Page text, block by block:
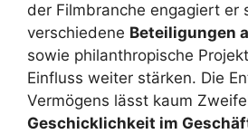
der Filmbranche engagiert er
verschiedene Beteiligungen
sowie philanthropische
Einfluss weiter stärken. Die
Vermögens lässt kaum
Geschicklichkeit im